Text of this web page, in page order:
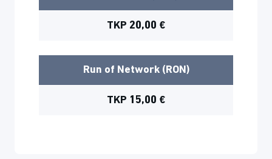
TKP 20,00 €
Run of Network (RON)
TKP 15,00 €